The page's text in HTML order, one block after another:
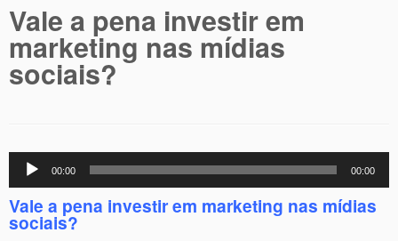
Vale a pena investir em
marketing nas mídias
sociais?
Tocador
áudio
00:00 00:00
Vale a pena investir em marketing nas mídias
sociais?